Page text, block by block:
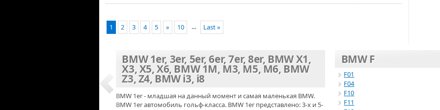
1 2 3 4 5 » 10 ... Last »
BMW 1er, 3er, 5er, 6er, 7er, 8er, BMW X1,
X3, X5, X6, BMW 1M, M3, M5, M6, BMW
Z3, Z4, BMW i3, i8
BMW 1er - младшая на данный момент и самая маленькая BMW.
BMW 1er автомобиль гольф-класса. BMW 1er представлено: 3-х и 5-
BMW F
F01
F04
F10
F11